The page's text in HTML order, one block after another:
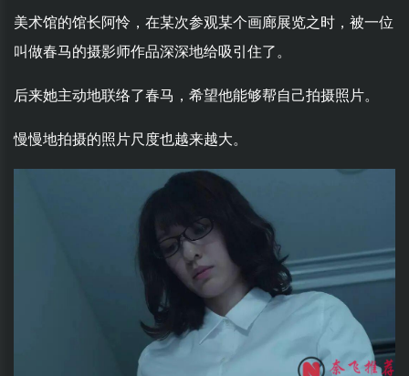
美术馆的馆长阿怜，在某次参观某个画廊展览之时，被一位
叫做春马的摄影师作品深深地给吸引住了。
后来她主动地联络了春马，希望他能够帮自己拍摄照片。
慢慢地拍摄的照片尺度也越来越大。